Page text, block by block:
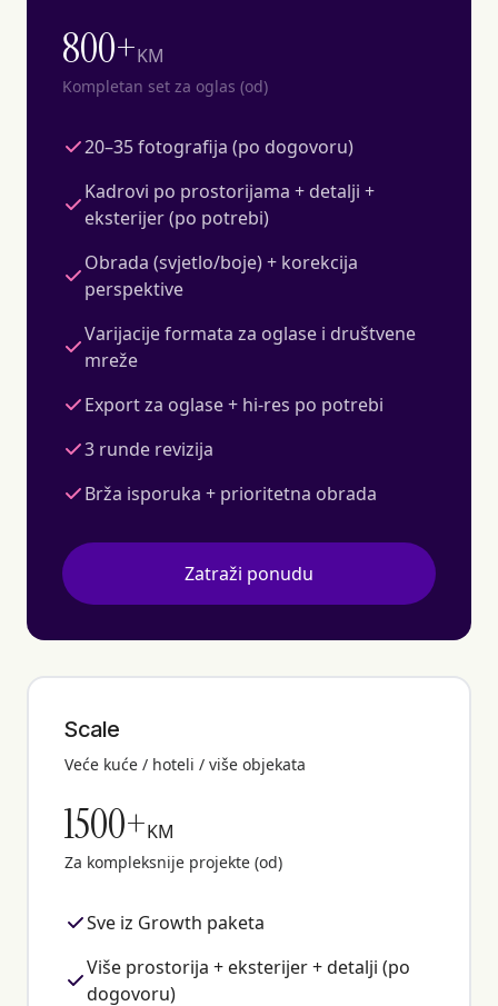
800+KM
Kompletan set za oglas (od)
20–35 fotografija (po dogovoru)
Kadrovi po prostorijama + detalji +
eksterijer (po potrebi)
Obrada (svjetlo/boje) + korekcija
perspektive
Varijacije formata za oglase i društvene
mreže
Export za oglase + hi-res po potrebi
3 runde revizija
Brža isporuka + prioritetna obrada
Zatraži ponudu
Scale
Veće kuće / hoteli / više objekata
1500+KM
Za kompleksnije projekte (od)
Sve iz Growth paketa
Više prostorija + eksterijer + detalji (po
dogovoru)